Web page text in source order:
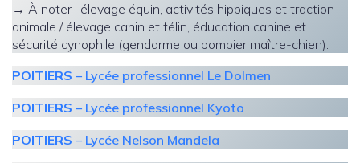
→ À noter : élevage équin, activités hippiques et traction
animale / élevage canin et félin, éducation canine et
sécurité cynophile (gendarme ou pompier maître-chien).
POITIERS – Lycée professionnel Le Dolmen
POITIERS – Lycée professionnel Kyoto
POITIERS – Lycée Nelson Mandela